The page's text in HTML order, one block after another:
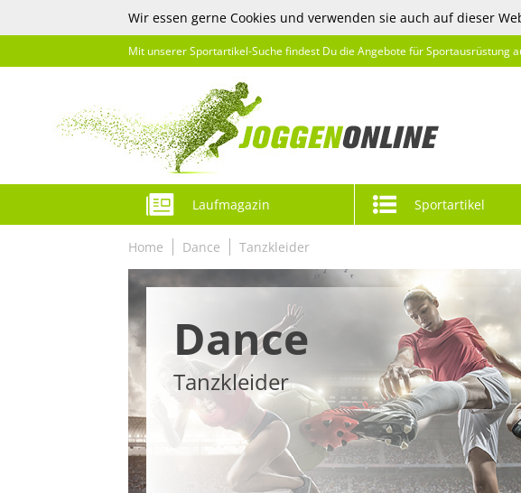
Wir essen gerne Cookies und verwenden sie auch auf dieser
Mit unserer Sportartikel-Suche findest Du die Angebote für Sportausrüstung
Laufmagazin Sportartikel
Home Dance Tanzkleider
Dance
Tanzkleider